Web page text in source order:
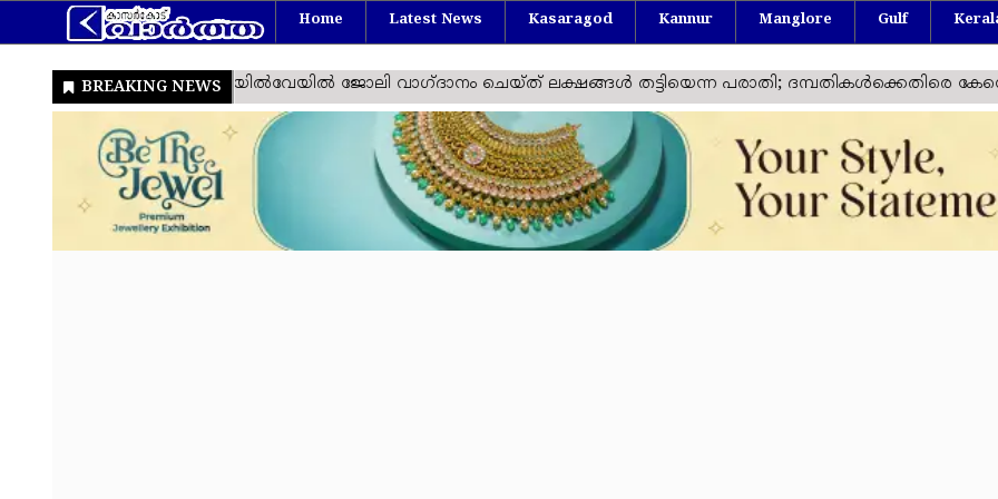
Home Latest News Kasaragod Kannur Manglore Gulf